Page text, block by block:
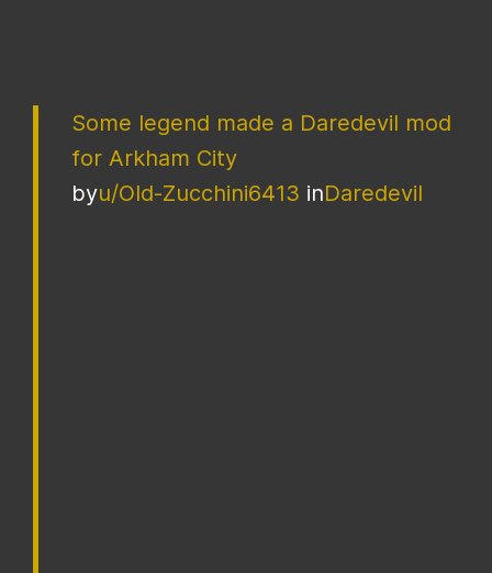
Some legend made a Daredevil mod
for Arkham City
byu/Old-Zucchini6413 inDaredevil